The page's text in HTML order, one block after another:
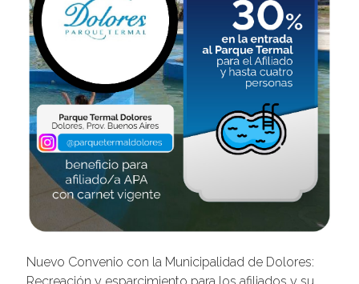
Nuevo Convenio con la Municipalidad de Dolores: